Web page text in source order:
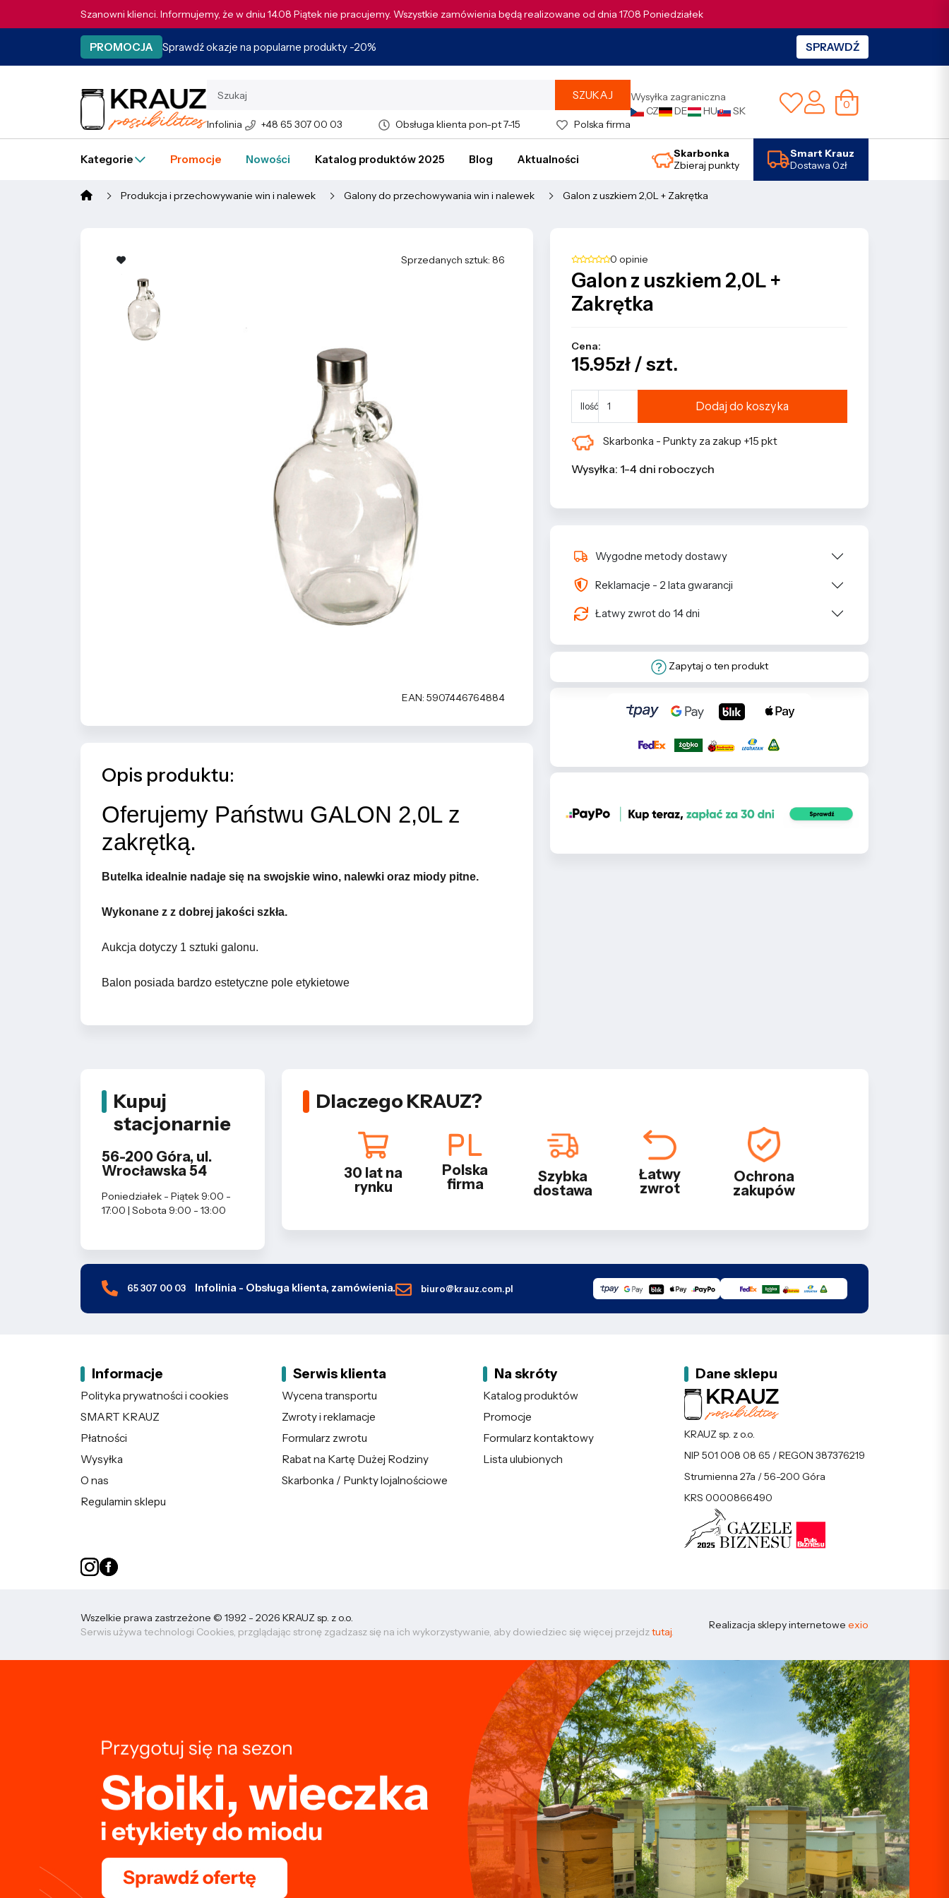
Szanowni klienci. Informujemy, że w dniu 14.08 Piątek nie pracujemy. Wszystkie zamówienia będą realizowane od dnia 17.08 Poniedziałek
PROMOCJA Sprawdź okazje na popularne produkty -20% SPRAWDŹ
SZUKAJ
Infolinia +48 65 307 00 03 Obsługa klienta pon-pt 7-15 Polska firma
Wysyłka zagraniczna
CZ
DE HU SK 0
Kategorie Promocje Nowości Katalog produktów 2025 Blog Aktualności
Skarbonka
Zbieraj punkty
Smart Krauz
Dostawa 0zł
Produkcja i przechowywanie win i nalewek Galony do przechowywania win i nalewek Galon z uszkiem 2,0L + Zakrętka
Sprzedanych sztuk: 86
EAN: 5907446764884
Opis produktu:
Oferujemy Państwu GALON 2,0L z
zakrętką.
Butelka idealnie nadaje się na swojskie wino, nalewki oraz miody pitne.
Wykonane z z dobrej jakości szkła.
Aukcja dotyczy 1 sztuki galonu.
Balon posiada bardzo estetyczne pole etykietowe
0 opinie
Galon z uszkiem 2,0L +
Zakrętka
Cena:
15.95zł / szt.
Ilość Dodaj do koszyka
Skarbonka - Punkty za zakup +15 pkt
Wysyłka: 1-4 dni roboczych
Wygodne metody dostawy
Reklamacje - 2 lata gwarancji
Łatwy zwrot do 14 dni
Zapytaj o ten produkt
Kupuj
stacjonarnie
56-200 Góra, ul.
Wrocławska 54
Poniedziałek - Piątek 9:00 -
17:00 | Sobota 9:00 - 13:00
Dlaczego KRAUZ?
30 lat na
rynku
Polska
firma
Szybka
dostawa
Łatwy
zwrot
Ochrona
zakupów
65 307 00 03 Infolinia - Obsługa klienta, zamówienia. biuro@krauz.com.pl
Informacje
Polityka prywatności i cookies
SMART KRAUZ
Płatności
Wysyłka
O nas
Regulamin sklepu
Serwis klienta
Wycena transportu
Zwroty i reklamacje
Formularz zwrotu
Rabat na Kartę Dużej Rodziny
Skarbonka / Punkty lojalnościowe
Na skróty
Katalog produktów
Promocje
Formularz kontaktowy
Lista ulubionych
Dane sklepu
KRAUZ sp. z o.o.
NIP 501 008 08 65 / REGON 387376219
Strumienna 27a / 56-200 Góra
KRS 0000866490
Wszelkie prawa zastrzeżone © 1992 - 2026 KRAUZ sp. z o.o.
Serwis używa technologi Cookies, przglądając stronę zgadzasz się na ich wykorzystywanie, aby dowiedziec się więcej przejdztutaj.
Realizacja sklepy internetowe exio